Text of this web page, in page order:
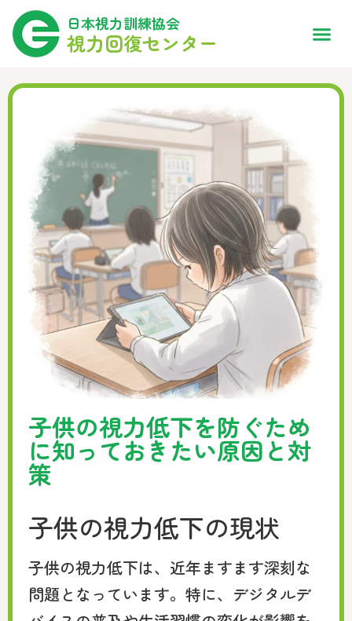
日本視力訓練協会
視力回復センター
子供の視力低下を防ぐため
に知っておきたい原因と対
策
子供の視力低下の現状
子供の視力低下は、近年ますます深刻な
問題となっています。特に、デジタルデ